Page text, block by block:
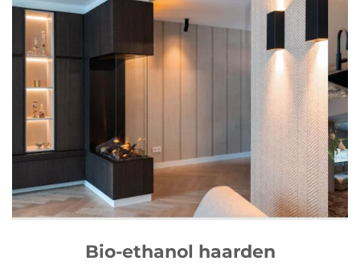
Bio-ethanol haarden